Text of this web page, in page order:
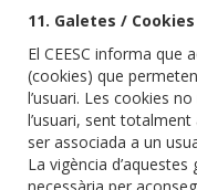
11. Galetes / Cookies
El CEESC informa que
(cookies) que
l’usuari. Les cookies
l’usuari, sent
ser associada a un
La vigència